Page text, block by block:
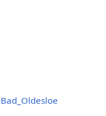
Bad_Oldesloe